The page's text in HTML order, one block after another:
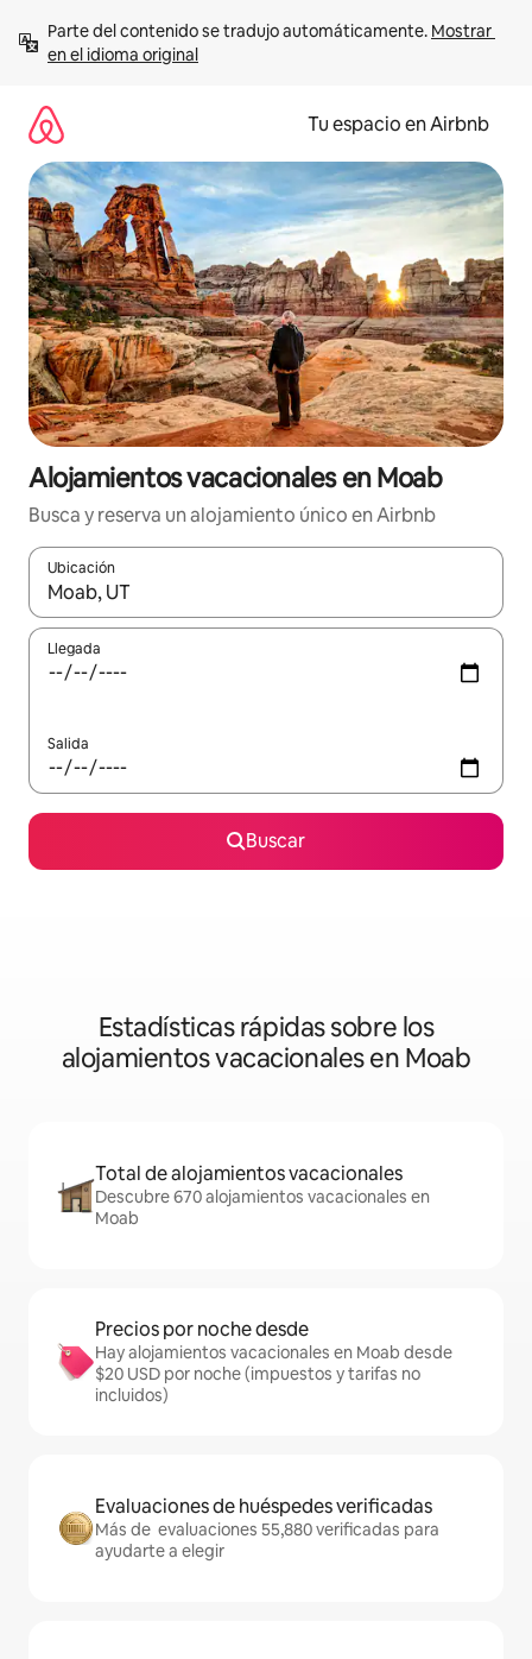
contenido
Parte del contenido se tradujo automáticamente. Mostrar
en el idioma original
Tu espacio en Airbnb
Alojamientos vacacionales en Moab
Busca y reserva un alojamiento único en Airbnb
Ubicación
Cuando los resultados estén disponibles, podrás navegar
Llegada
Salida
Buscar
Estadísticas rápidas sobre los
alojamientos vacacionales en Moab
Total de alojamientos vacacionales
Descubre 670 alojamientos vacacionales en
Moab
Precios por noche desde
Hay alojamientos vacacionales en Moab desde
$20 USD por noche (impuestos y tarifas no
incluidos)
Evaluaciones de huéspedes verificadas
Más de evaluaciones 55,880 verificadas para
ayudarte a elegir